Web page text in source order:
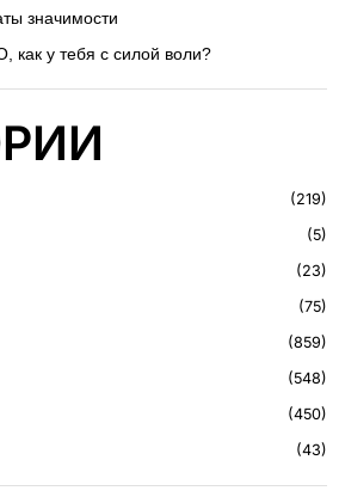
значимости
как у тебя с силой воли?
219
5
23
75
859
548
450
43